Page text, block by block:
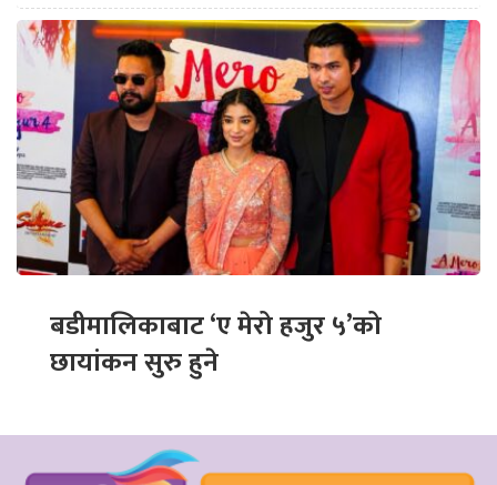
बडीमालिकाबाट ‘ए मेरो हजुर ५’को
छायांकन सुरु हुने